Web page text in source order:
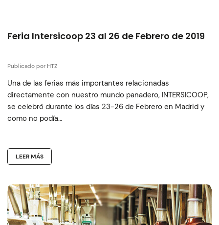
Feria Intersicoop 23 al 26 de Febrero de 2019
Publicado por HTZ
Una de las ferias más importantes relacionadas
directamente con nuestro mundo panadero, INTERSICOOP,
se celebró durante los días 23-26 de Febrero en Madrid y
como no podía…
LEER MÁS